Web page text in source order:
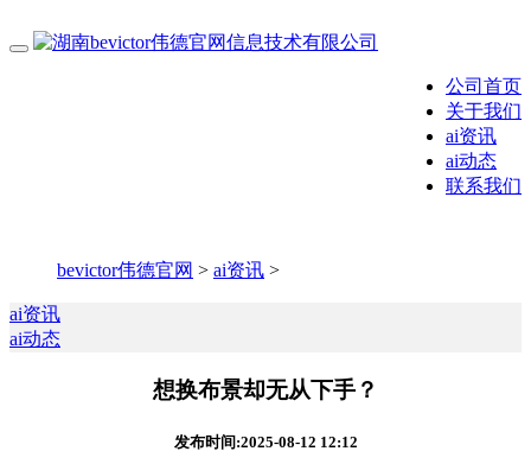
公司首页
关于我们
ai资讯
ai动态
联系我们
bevictor伟德官网 > ai资讯 >
ai资讯
ai动态
想换布景却无从下手？
发布时间:2025-08-12 12:12